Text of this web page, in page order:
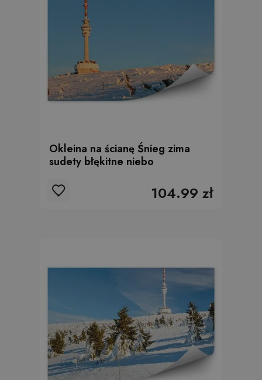
Okleina na ścianę Śnieg zima
sudety błękitne niebo
104.99 zł